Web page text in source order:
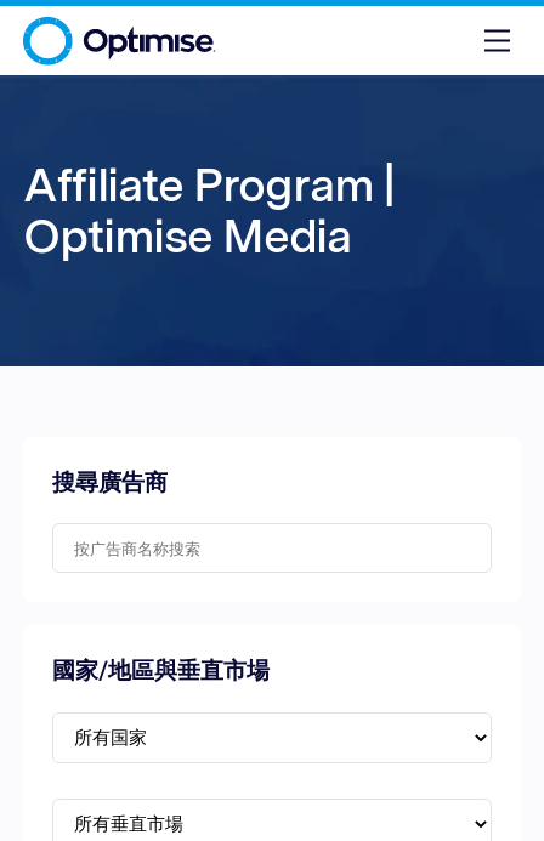
Affiliate Program |
Optimise Media
搜尋廣告商
國家/地區與垂直市場